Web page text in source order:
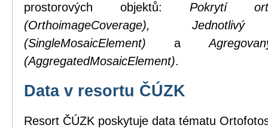
prostorových objektů: Pokrytí
(OrthoimageCoverage),
(SingleMosaicElement) a
(AggregatedMosaicElement).
Data v resortu ČÚZK
Resort ČÚZK poskytuje data tématu